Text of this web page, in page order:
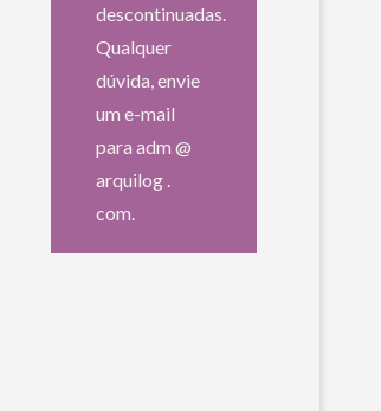
descontinuadas.
Qualquer
dúvida, envie
um e-mail
para adm @
arquilog .
com.